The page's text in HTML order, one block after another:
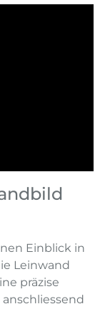
Einblick in
Leinwand
präzise